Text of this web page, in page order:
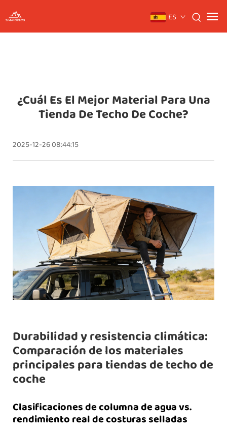
ES
¿Cuál Es El Mejor Material Para Una
Tienda De Techo De Coche?
2025-12-26 08:44:15
Durabilidad y resistencia climática:
Comparación de los materiales
principales para tiendas de techo de
coche
Clasificaciones de columna de agua vs.
rendimiento real de costuras selladas